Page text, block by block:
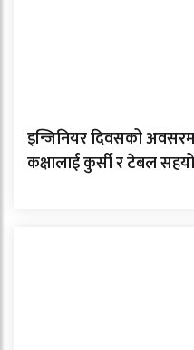
इन्जिनियर दिवसको
कक्षालाई कुर्सी र टेबल